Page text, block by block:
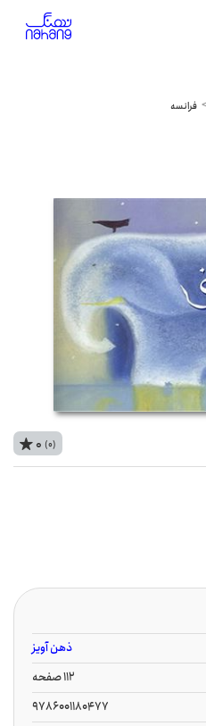
فرانسه
0 (0)
ذهن آویز
112 صفحه
9786001180477